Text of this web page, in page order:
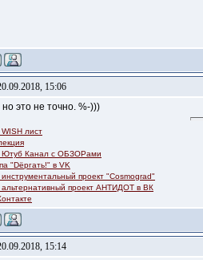
15:06
но это не точно. %-)))
лист
Канал с ОБЗОРами
"Dёргать!" в VK
проект "Cosmograd"
проект АНТИДОТ в ВК
15:14